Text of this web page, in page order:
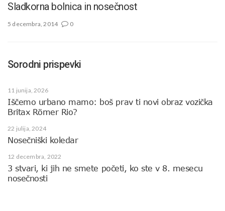
Sladkorna bolnica in nosečnost
5 decembra, 2014 0
Sorodni prispevki
11 junija, 2026
Iščemo urbano mamo: boš prav ti novi obraz vozička
Britax Römer Rio?
22 julija, 2024
Nosečniški koledar
12 decembra, 2022
3 stvari, ki jih ne smete početi, ko ste v 8. mesecu
nosečnosti